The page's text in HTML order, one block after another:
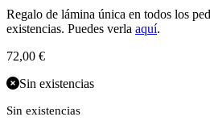
Regalo de lámina única en todos los
existencias. Puedes verla aquí.
72,00 €
Sin existencias
Sin existencias